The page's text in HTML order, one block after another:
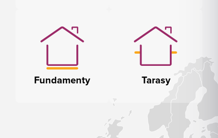
Fundamenty Tarasy